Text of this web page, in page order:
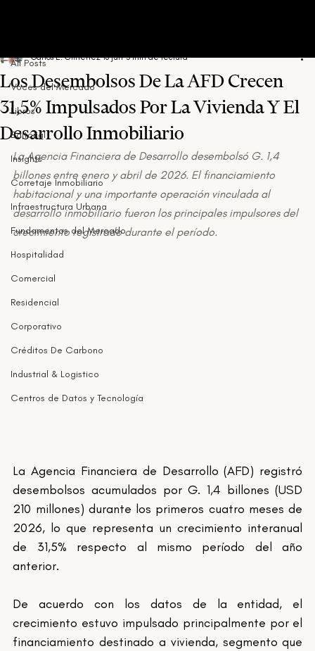
All Posts
Voces del Mercado
Libros
Editorial
Insights
Corretaje Inmobiliario
Infraestructura Urbana
Fundamentos del Mercado
Hospitalidad
Comercial
Residencial
Corporativo
Créditos De Carbono
Industrial & Logistico
Centros de Datos y Tecnología
Los Desembolsos De La AFD Crecen
31,5% Impulsados Por La Vivienda Y El
Desarrollo Inmobiliario
Carlos E. Gimenez 18 jun 3 min de lectura
La Agencia Financiera de Desarrollo desembolsó G. 1,4
billones entre enero y abril de 2026. El financiamiento
habitacional y una importante operación vinculada al
desarrollo inmobiliario fueron los principales impulsores del
crecimiento registrado durante el período.
La Agencia Financiera de Desarrollo (AFD) registró
desembolsos acumulados por G. 1,4 billones (USD
210 millones) durante los primeros cuatro meses de
2026, lo que representa un crecimiento interanual
de 31,5% respecto al mismo período del año
anterior.
De acuerdo con los datos de la entidad, el
crecimiento estuvo impulsado principalmente por el
financiamiento destinado a vivienda, segmento que